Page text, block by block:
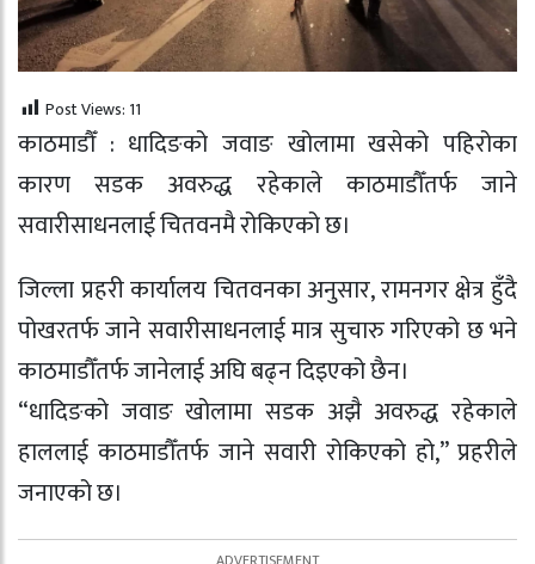
Post Views: 11
काठमाडौँ : धादिङको जवाङ खोलामा खसेको पहिरोका
कारण सडक अवरुद्ध रहेकाले काठमाडौँतर्फ जाने
सवारीसाधनलाई चितवनमै रोकिएको छ।
जिल्ला प्रहरी कार्यालय चितवनका अनुसार, रामनगर क्षेत्र हुँदै
पोखरतर्फ जाने सवारीसाधनलाई मात्र सुचारु गरिएको छ भने
काठमाडौँतर्फ जानेलाई अघि बढ्न दिइएको छैन।
“धादिङको जवाङ खोलामा सडक अझै अवरुद्ध रहेकाले
हाललाई काठमाडौँतर्फ जाने सवारी रोकिएको हो,” प्रहरीले
जनाएको छ।